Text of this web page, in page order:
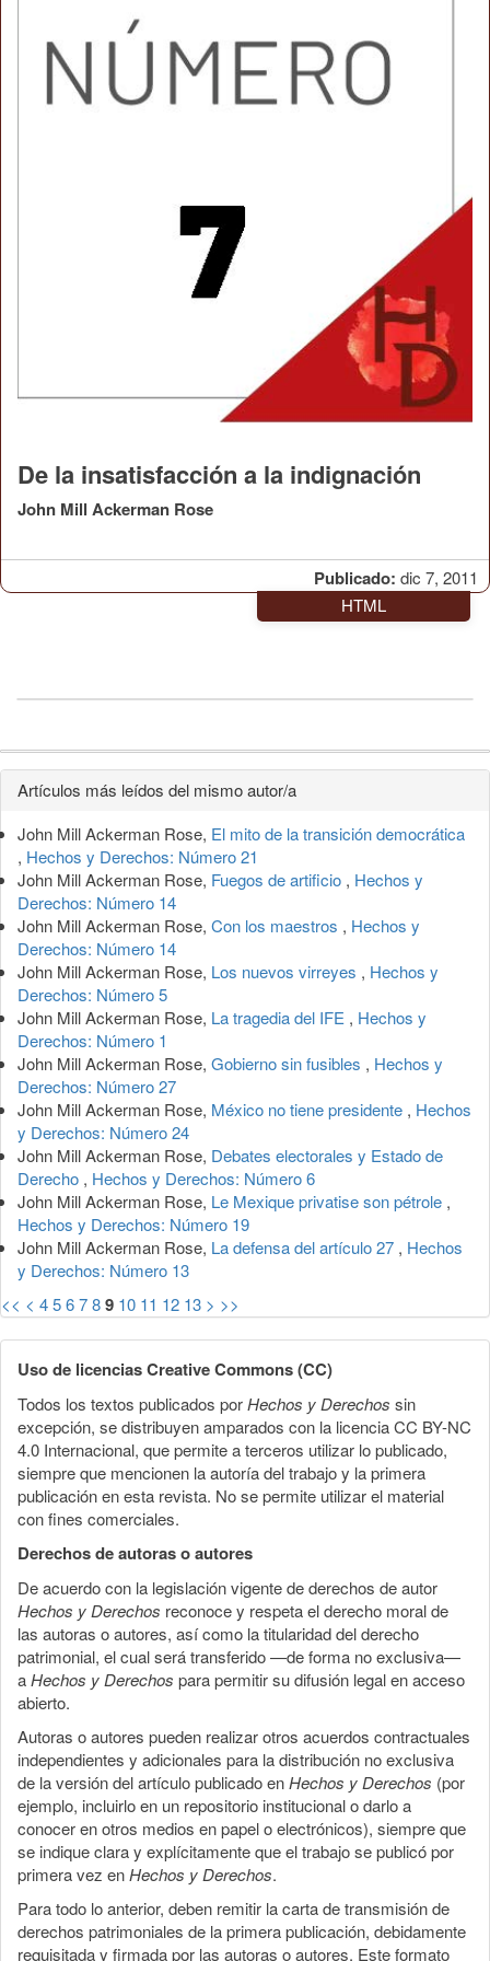
Publicado: dic 7, 2011
De la insatisfacción a la indignación
John Mill Ackerman Rose
HTML
Detalles
del
artículo
Artículos más leídos del mismo autor/a
John Mill Ackerman Rose, El mito de la transición democrática
, Hechos y Derechos: Número 21
John Mill Ackerman Rose, Fuegos de artificio , Hechos y
Derechos: Número 14
John Mill Ackerman Rose, Con los maestros , Hechos y
Derechos: Número 14
John Mill Ackerman Rose, Los nuevos virreyes , Hechos y
Derechos: Número 5
John Mill Ackerman Rose, La tragedia del IFE , Hechos y
Derechos: Número 1
John Mill Ackerman Rose, Gobierno sin fusibles , Hechos y
Derechos: Número 27
John Mill Ackerman Rose, México no tiene presidente , Hechos
y Derechos: Número 24
John Mill Ackerman Rose, Debates electorales y Estado de
Derecho , Hechos y Derechos: Número 6
John Mill Ackerman Rose, Le Mexique privatise son pétrole ,
Hechos y Derechos: Número 19
John Mill Ackerman Rose, La defensa del artículo 27 , Hechos
y Derechos: Número 13
<< < 456789 10 11 12 13 > >>
Uso de licencias Creative Commons (CC)
Todos los textos publicados porHechos y Derechos sin
excepción, se distribuyen amparados con la licencia CC BY-NC
4.0 Internacional, que permite a terceros utilizar lo publicado,
siempre que mencionen la autoría del trabajo y la primera
publicación en esta revista. No se permite utilizar el material
con fines comerciales.
Derechos de autoras o autores
De acuerdo con la legislación vigente de derechos de autor
Hechos y Derechos reconoce y respeta el derecho moral de
las autoras o autores, así como la titularidad del derecho
patrimonial, el cual será transferido —de forma no exclusiva—
aHechos y Derechos para permitir su difusión legal en acceso
abierto.
Autoras o autores pueden realizar otros acuerdos contractuales
independientes y adicionales para la distribución no exclusiva
de la versión del artículo publicado enHechos y Derechos (por
ejemplo, incluirlo en un repositorio institucional o darlo a
conocer en otros medios en papel o electrónicos), siempre que
se indique clara y explícitamente que el trabajo se publicó por
primera vez enHechos y Derechos.
Para todo lo anterior, deben remitir la carta de transmisión de
derechos patrimoniales de la primera publicación, debidamente
requisitada y firmada por las autoras o autores. Este formato